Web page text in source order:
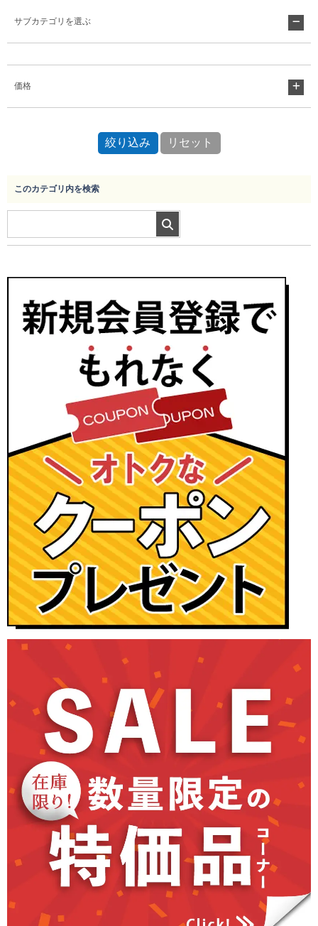
サブカテゴリを選ぶ
価格
このカテゴリ内を検索